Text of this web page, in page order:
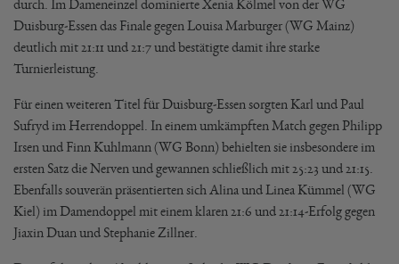
durch. Im Dameneinzel dominierte Xenia Kölmel von der WG
Duisburg-Essen das Finale gegen Louisa Marburger (WG Mainz)
deutlich mit 21:11 und 21:7 und bestätigte damit ihre starke
Turnierleistung.
Für einen weiteren Titel für Duisburg-Essen sorgten Karl und Paul
Sufryd im Herrendoppel. In einem umkämpften Match gegen Philipp
Irsen und Finn Kuhlmann (WG Bonn) behielten sie insbesondere im
ersten Satz die Nerven und gewannen schließlich mit 25:23 und 21:15.
Ebenfalls souverän präsentierten sich Alina und Linea Kümmel (WG
Kiel) im Damendoppel mit einem klaren 21:6 und 21:14-Erfolg gegen
Jiaxin Duan und Stephanie Zillner.